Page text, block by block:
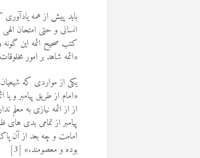
باید پیش از همه
انسانی و حتی امتحان
«ائمه شاهد بر امور
یکی از مواردی که
«امام از طریق پیامبر و
از از ائمه نیازی به معلم
پیامبر از تمامی بدی
امامت و چه بعد از آن
بوده و معصومند.» [3]